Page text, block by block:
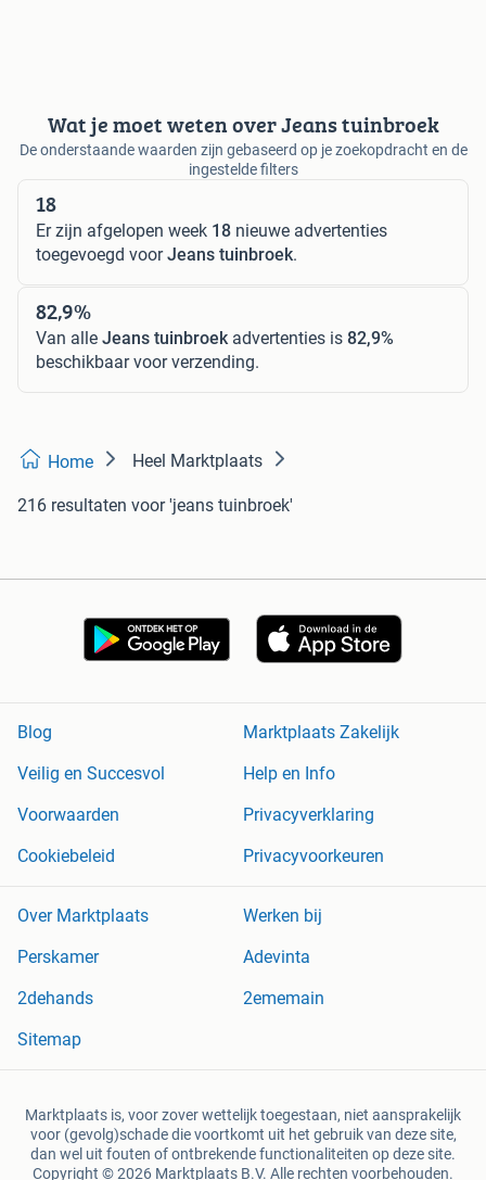
Wat je moet weten over Jeans tuinbroek
De onderstaande waarden zijn gebaseerd op je zoekopdracht en de
ingestelde filters
18
Er zijn afgelopen week 18 nieuwe advertenties
toegevoegd voorJeans tuinbroek.
82,9%
Van alle Jeans tuinbroek advertenties is 82,9%
beschikbaar voor verzending.
Home Heel Marktplaats
216 resultaten voor 'jeans tuinbroek'
Blog
Marktplaats Zakelijk
Veilig en Succesvol
Help en Info
Voorwaarden
Privacyverklaring
Cookiebeleid
Privacyvoorkeuren
Over Marktplaats
Werken bij
Perskamer
Adevinta
2dehands
2ememain
Sitemap
Marktplaats is, voor zover wettelijk toegestaan, niet aansprakelijk
voor (gevolg)schade die voortkomt uit het gebruik van deze site,
dan wel uit fouten of ontbrekende functionaliteiten op deze site.
Copyright © 2026 Marktplaats B.V. Alle rechten voorbehouden.